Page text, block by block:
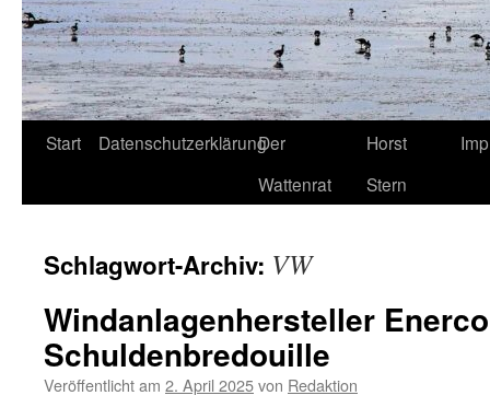
Start DatenschutzerklärungDer
Wattenrat
Horst
Stern
Schlagwort-Archiv: VW
Windanlagenhersteller
Schuldenbredouille
Veröffentlicht am 2. April 2025von Redaktion